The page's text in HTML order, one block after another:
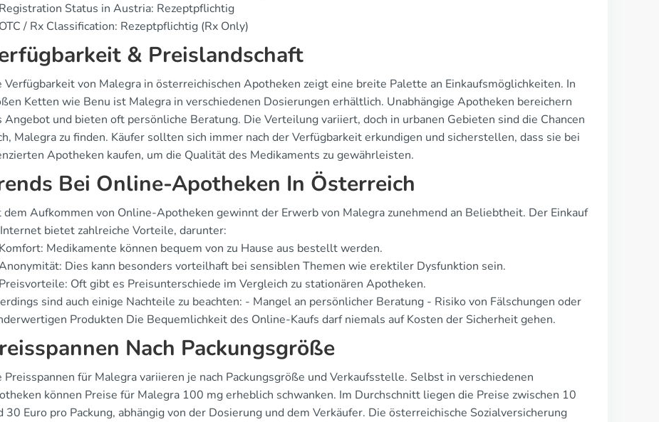
Registration Status in Austria: Rezeptpflichtig
OTC / Rx Classification: Rezeptpflichtig (Rx Only)
& Preislandschaft
Verfügbarkeit von Malegra in österreichischen Apotheken zeigt eine breite Palette an Einkaufsmöglichkeiten. In
Ketten wie Benu ist Malegra in verschiedenen Dosierungen erhältlich. Unabhängige Apotheken bereichern
Angebot und bieten oft persönliche Beratung. Die Verteilung variiert, doch in urbanen Gebieten sind die Chancen
Malegra zu finden. Käufer sollten sich immer nach der Verfügbarkeit erkundigen und sicherstellen, dass sie bei
Apotheken kaufen, um die Qualität des Medikaments zu gewährleisten.
Bei Online-Apotheken In Österreich
dem Aufkommen von Online-Apotheken gewinnt der Erwerb von Malegra zunehmend an Beliebtheit. Der Einkauf
bietet zahlreiche Vorteile, darunter:
Komfort: Medikamente können bequem von zu Hause aus bestellt werden.
Dies kann besonders vorteilhaft bei sensiblen Themen wie erektiler Dysfunktion sein.
Preisvorteile: Oft gibt es Preisunterschiede im Vergleich zu stationären Apotheken.
sind auch einige Nachteile zu beachten: - Mangel an persönlicher Beratung - Risiko von Fälschungen oder
Produkten Die Bequemlichkeit des Online-Kaufs darf niemals auf Kosten der Sicherheit gehen.
Nach Packungsgröße
Preisspannen für Malegra variieren je nach Packungsgröße und Verkaufsstelle. Selbst in verschiedenen
können Preise für Malegra 100 mg erheblich schwanken. Im Durchschnitt liegen die Preise zwischen 10
30 Euro pro Packung, abhängig von der Dosierung und dem Verkäufer. Die österreichische Sozialversicherung